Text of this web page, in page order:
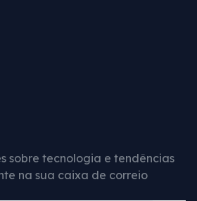
sobre tecnologia e tendências
na sua caixa de correio